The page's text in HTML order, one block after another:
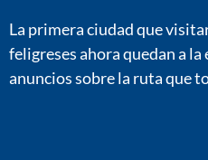
La primera ciudad que
feligreses ahora quedan a
anuncios sobre la ruta que